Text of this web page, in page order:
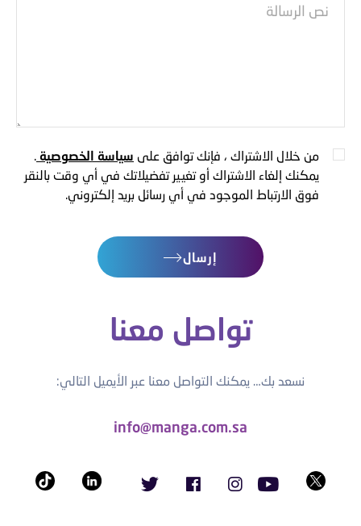
نص الرسالة
من خلال الاشتراك ، فإنك توافق على سياسة الخصوصية .
يمكنك إلغاء الاشتراك أو تغيير تفضيلاتك في أي وقت بالنقر
فوق الارتباط الموجود في أي رسائل بريد إلكتروني.
إرسال
تواصل معنا
نسعد بك… يمكنك التواصل معنا عبر الأيميل التالي:
info@manga.com.sa